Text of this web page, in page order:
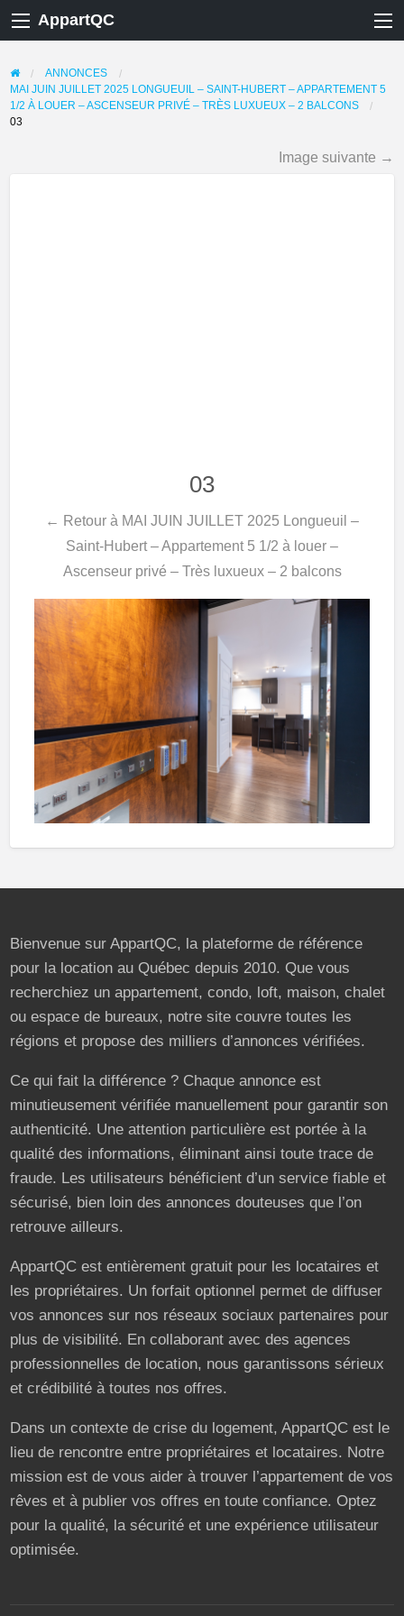
AppartQC
ANNONCES
MAI JUIN JUILLET 2025 LONGUEUIL – SAINT-HUBERT – APPARTEMENT 5
1/2 À LOUER – ASCENSEUR PRIVÉ – TRÈS LUXUEUX – 2 BALCONS
03
Image suivante →
03
← Retour à MAI JUIN JUILLET 2025 Longueuil –
Saint-Hubert – Appartement 5 1/2 à louer –
Ascenseur privé – Très luxueux – 2 balcons
Bienvenue sur AppartQC, la plateforme de référence
pour la location au Québec depuis 2010. Que vous
recherchiez un appartement, condo, loft, maison, chalet
ou espace de bureaux, notre site couvre toutes les
régions et propose des milliers d’annonces vérifiées.
Ce qui fait la différence ? Chaque annonce est
minutieusement vérifiée manuellement pour garantir son
authenticité. Une attention particulière est portée à la
qualité des informations, éliminant ainsi toute trace de
fraude. Les utilisateurs bénéficient d’un service fiable et
sécurisé, bien loin des annonces douteuses que l’on
retrouve ailleurs.
AppartQC est entièrement gratuit pour les locataires et
les propriétaires. Un forfait optionnel permet de diffuser
vos annonces sur nos réseaux sociaux partenaires pour
plus de visibilité. En collaborant avec des agences
professionnelles de location, nous garantissons sérieux
et crédibilité à toutes nos offres.
Dans un contexte de crise du logement, AppartQC est le
lieu de rencontre entre propriétaires et locataires. Notre
mission est de vous aider à trouver l’appartement de vos
rêves et à publier vos offres en toute confiance. Optez
pour la qualité, la sécurité et une expérience utilisateur
optimisée.